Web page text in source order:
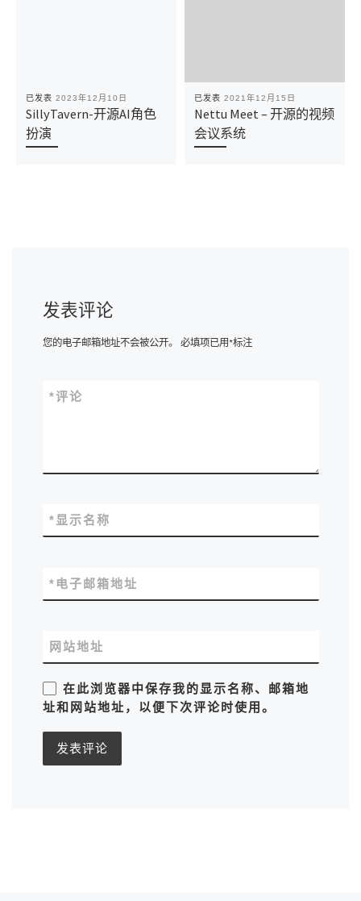
已发表 2023年12月10日
SillyTavern-开源AI角色
扮演
已发表 2021年12月15日
Nettu Meet – 开源的视频
会议系统
发表评论
您的电子邮箱地址不会被公开。 必填项已用*标注
评论
*
显示名称
*
电子邮箱地址
*
网站地址
在此浏览器中保存我的显示名称、邮箱地
址和网站地址，以便下次评论时使用。